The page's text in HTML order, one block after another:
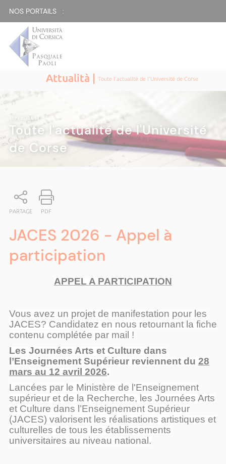
NOS PORTAILS :
Attualità |Toute l'actualité de l'Université de Corse
ATTUALITÀ|
Toute l'actualité de l'Université
de Corse
PARTAGE PDF
JACES 2026 - Appel à
participation
APPEL A PARTICIPATION
Vous avez un projet de manifestation pour les
JACES? Candidatez en nous retournant la fiche
contenu complétée par mail !
Les Journées Arts et Culture dans
l’Enseignement Supérieur reviennent du 28
mars au 12 avril 2026.
Lancées par le Ministère de l'Enseignement
supérieur et de la Recherche, les Journées Arts
et Culture dans l’Enseignement Supérieur
(JACES) valorisent les réalisations artistiques et
culturelles de tous les établissements
universitaires au niveau national.